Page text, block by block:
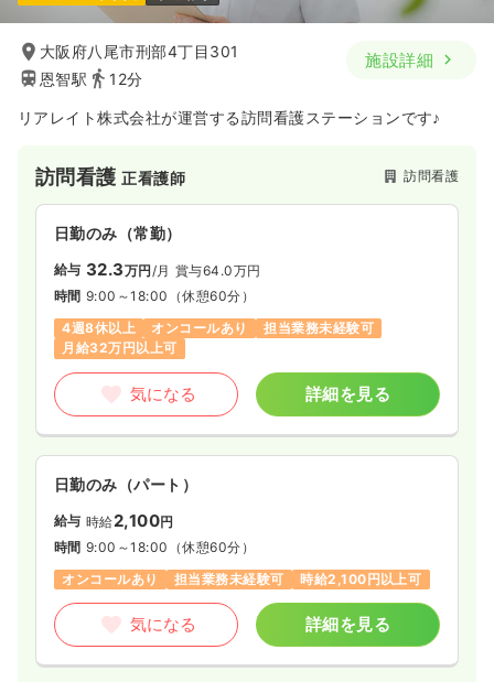
大阪府八尾市刑部4丁目301
恩智駅
12分
施設詳細
リアレイト株式会社が運営する訪問看護ステーションです♪
訪問看護正看護師 訪問看護
日勤のみ（常勤）
給与 32.3万円 /月 賞与64.0万円
時間 9:00～18:00 （休憩60分）
4週8休以上
オンコールあり
担当業務未経験可
月給32万円以上可
気になる 詳細を見る
日勤のみ（パート）
給与 時給2,100円
時間 9:00～18:00 （休憩60分）
オンコールあり
担当業務未経験可 時給2,100円以上可
気になる 詳細を見る